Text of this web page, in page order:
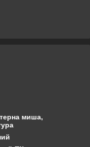
миша,